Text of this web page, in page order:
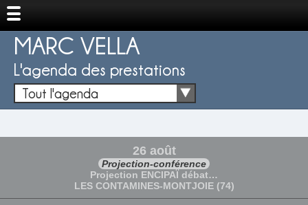
MARC VELLA
L'agenda des prestations
Tout l'agenda
26 août
Projection-conférence
Projection ENCIPAÏ débat…
LES CONTAMINES-MONTJOIE (74)